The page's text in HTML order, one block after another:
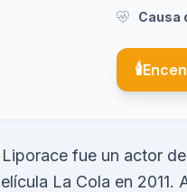
Causa
🕯️
fue un actor
La Cola en